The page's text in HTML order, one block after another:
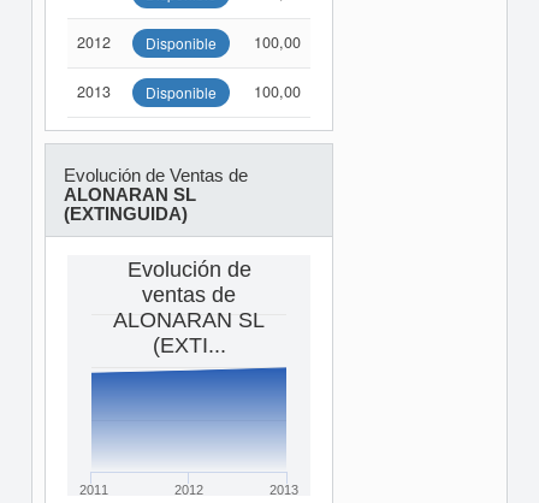
2012 Disponible 100,00
2013 Disponible 100,00
Evolución de Ventas de
ALONARAN SL
(EXTINGUIDA)
Evolución de
ventas de
ALONARAN SL
(EXTI...
2011 2012 2013